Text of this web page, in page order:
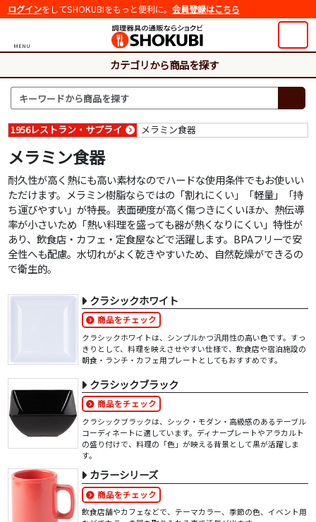
ログインをしてSHOKUBIをもっと便利に。 会員登録はこちら
MENU
カテゴリから商品を探す
1956レストラン・サプライ メラミン食器
メラミン食器
耐久性が高く熱にも高い素材なのでハードな使用条件でもお使いい
ただけます。メラミン樹脂ならではの「割れにくい」「軽量」「持
ち運びやすい」が特長。表面硬度が高く傷つきにくいほか、熱伝導
率が小さいため「熱い料理を盛っても器が熱くなりにくい」特性が
あり、飲食店・カフェ・定食屋などで活躍します。BPAフリーで安
全性へも配慮。水切れがよく乾きやすいため、自然乾燥ができるの
で衛生的。
クラシックホワイト
商品をチェック
クラシックホワイトは、シンプルかつ汎用性の高い色です。すっ
きりとして、料理を映えさせやすい仕様で、飲食店や宿泊施設の
朝食・ランチ・カフェ用プレートとしてもおすすめです。
クラシックブラック
商品をチェック
クラシックブラックは、シック・モダン・高級感のあるテーブル
コーディネートに適しています。ディナープレートやアラカルト
の盛り付けで、料理の「色」が映える背景として黒が活躍しま
す。
カラーシリーズ
商品をチェック
飲食店舗やカフェなどで、テーマカラー、季節の色、イベント用